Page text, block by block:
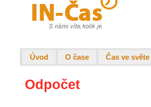
Úvod O čase Čas ve světe
Odpočet